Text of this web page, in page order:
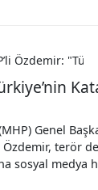
Özdemir:
Genel
terör
sosyal medya